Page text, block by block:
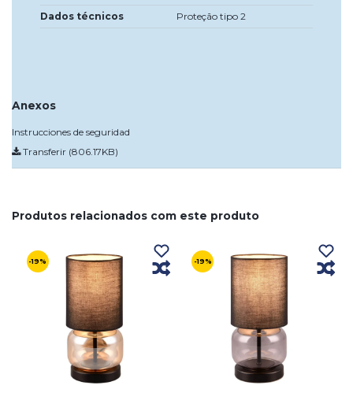
Dados técnicos
Proteção tipo 2
Anexos
Instrucciones de seguridad
Transferir (806.17KB)
Produtos relacionados com este produto
-19% -19%